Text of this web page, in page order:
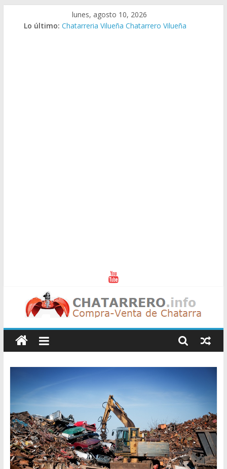
lunes, agosto 10, 2026
Lo último: Chatarreria Vilueña Chatarrero Vilueña
Chatarreros
–
Precio
de
Chatarra
Directorio